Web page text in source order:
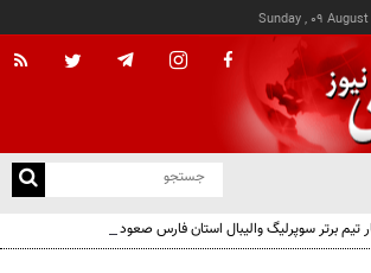
Sunday , 09 August
تیم برتر سوپرلیگ والیبال استان فارس صعود کرد